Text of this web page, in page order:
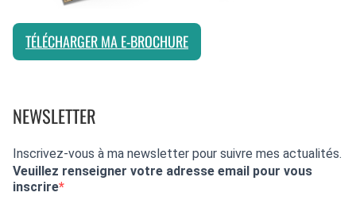
TÉLÉCHARGER MA E-BROCHURE
NEWSLETTER
Inscrivez-vous à ma newsletter pour suivre mes actualités.
Veuillez renseigner votre adresse email pour vous
inscrire